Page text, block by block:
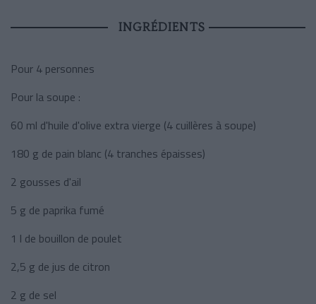
INGRÉDIENTS
Pour 4 personnes
Pour la soupe :
60 ml d'huile d'olive extra vierge (4 cuillères à soupe)
180 g de pain blanc (4 tranches épaisses)
2 gousses d'ail
5 g de paprika fumé
1 l de bouillon de poulet
2,5 g de jus de citron
2 g de sel